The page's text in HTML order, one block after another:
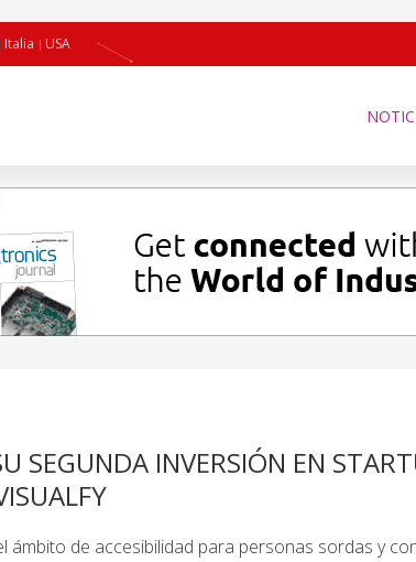
Italia USA
SEGUNDA INVERSIÓN EN
ámbito de accesibilidad para personas sordas y